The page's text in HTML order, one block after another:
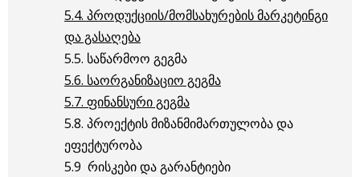
5.4. პროდუქციის/მომსახურების მარკეტინგი
და გასაღება
5.5. საწარმოო გეგმა
5.6. საორგანიზაციო გეგმა
5.7. ფინანსური გეგმა
5.8. პროექტის მიზანმიმართულობა და
ეფექტურობა
5.9 რისკები და გარანტიები